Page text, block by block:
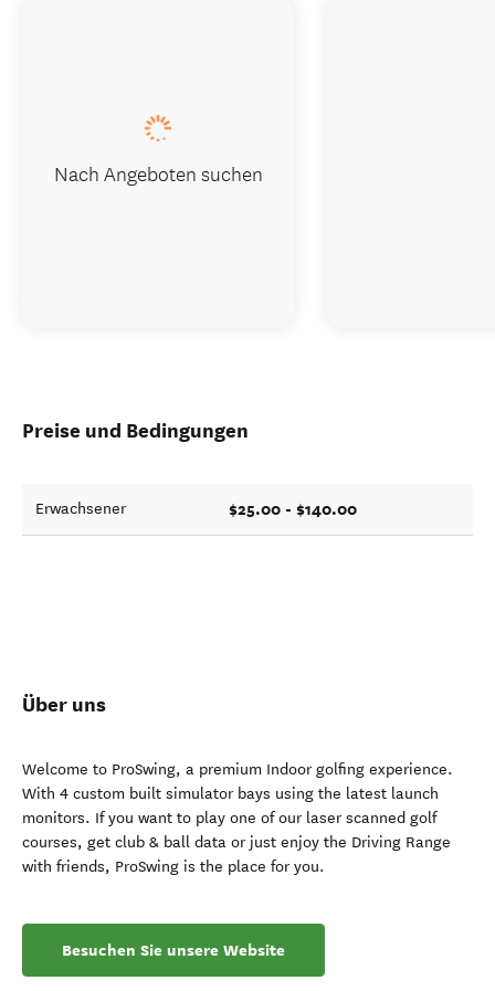
Preise und Bedingungen
Erwachsener $25.00 - $140.00
Über uns
Welcome to ProSwing, a premium Indoor golfing experience.
With 4 custom built simulator bays using the latest launch
monitors. If you want to play one of our laser scanned golf
courses, get club & ball data or just enjoy the Driving Range
with friends, ProSwing is the place for you.
Besuchen Sie unsere Website
Nach Angeboten suchen